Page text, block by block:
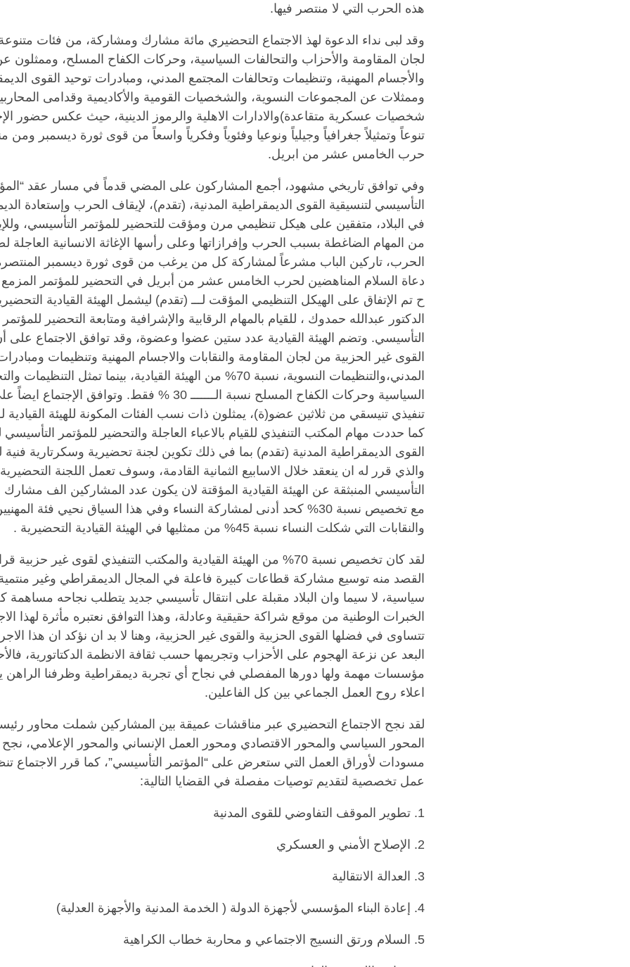
هذه الحرب التي لا منتصر فيها.
وقد لبى نداء الدعوة لهذ الاجتماع التحضيري مائة مشارك ومشاركة، من فئات
لجان المقاومة والأحزاب والتحالفات السياسية، وحركات الكفاح المسلح، وممثلون
والأجسام المهنية، وتنظيمات وتحالفات المجتمع المدني، ومبادرات توحيد القوى
وممثلات عن المجموعات النسوية، والشخصيات القومية والأكاديمية وقدامى
شخصيات عسكرية متقاعدة)والادارات الاهلية والرموز الدينية، حيث عكس حضور
تنوعاً وتمثيلاً جغرافياً وجيلياً ونوعيا وفئوياً وفكرياً واسعاً من قوى ثورة ديسمبر ومن
حرب الخامس عشر من ابريل.
وفي توافق تاريخي مشهود، أجمع المشاركون على المضي قدماً في مسار عقد
التأسيسي لتنسيقية القوى الديمقراطية المدنية، (تقدم)، لإيقاف الحرب وإستعادة
في البلاد، متفقين على هيكل تنظيمي مرن ومؤقت للتحضير للمؤتمر التأسيسي،
من المهام الضاغطة بسبب الحرب وإفرازاتها وعلى رأسها الإغاثة الانسانية العاجلة
الحرب، تاركين الباب مشرعاً لمشاركة كل من يرغب من قوى ثورة ديسمبر
دعاة السلام المناهضين لحرب الخامس عشر من أبريل في التحضير للمؤتمر المزمع
ح تم الإتفاق على الهيكل التنظيمي المؤقت لـــ (تقدم) ليشمل الهيئة القيادية
الدكتور عبدالله حمدوك ، للقيام بالمهام الرقابية والإشرافية ومتابعة التحضير للمؤتمر
التأسيسي. وتضم الهيئة القيادية عدد ستين عضوا وعضوة، وقد توافق الاجتماع على
القوى غير الحزبية من لجان المقاومة والنقابات والاجسام المهنية وتنظيمات
المدني،والتنظيمات النسوية، نسبة 70% من الهيئة القيادية، بينما تمثل
السياسية وحركات الكفاح المسلح نسبة الـــــــ 30 % فقط. وتوافق
تنفيذي تنيسقي من ثلاثين عضو(ة)، يمثلون ذات نسب الفئات المكونة للهيئة القيادية
كما حددت مهام المكتب التنفيذي للقيام بالاعباء العاجلة والتحضير للمؤتمر التأسيسي
القوى الديمقراطية المدنية (تقدم) بما في ذلك تكوين لجنة تحضيرية وسكرتارية فنية
والذي قرر له ان ينعقد خلال الاسابيع الثمانية القادمة، وسوف تعمل اللجنة التحضيرية
التأسيسي المنبثقة عن الهيئة القيادية المؤقتة لان يكون عدد المشاركين الف
مع تخصيص نسبة 30% كحد أدنى لمشاركة النساء وفي هذا السياق نحيي فئة
والنقابات التي شكلت النساء نسبة 45% من ممثليها في الهيئة القيادية التحضيرية .
لقد كان تخصيص نسبة 70% من الهيئة القيادية والمكتب التنفيذي لقوى غير حزبية
القصد منه توسيع مشاركة قطاعات كبيرة فاعلة في المجال الديمقراطي وغير
سياسية، لا سيما وان البلاد مقبلة على انتقال تأسيسي جديد يتطلب نجاحه مساهمة
الخبرات الوطنية من موقع شراكة حقيقية وعادلة، وهذا التوافق نعتبره مأثرة لهذا
تتساوى في فضلها القوى الحزبية والقوى غير الحزبية، وهنا لا بد ان نؤكد ان هذا
البعد عن نزعة الهجوم على الأحزاب وتجريمها حسب ثقافة الانظمة الدكتاتورية،
مؤسسات مهمة ولها دورها المفصلي في نجاح أي تجربة ديمقراطية وظرفنا
اعلاء روح العمل الجماعي بين كل الفاعلين.
لقد نجح الاجتماع التحضيري عبر مناقشات عميقة بين المشاركين شملت محاور
المحور السياسي والمحور الاقتصادي ومحور العمل الإنساني والمحور الإعلامي،
مسودات لأوراق العمل التي ستعرض على “المؤتمر التأسيسي”، كما قرر الاجتماع
عمل تخصصية لتقديم توصيات مفصلة في القضايا التالية:
1. تطوير الموقف التفاوضي للقوى المدنية
2. الإصلاح الأمني و العسكري
3. العدالة الانتقالية
4. إعادة البناء المؤسسي لأجهزة الدولة ( الخدمة المدنية والأجهزة العدلية)
5. السلام ورتق النسيج الاجتماعي و محاربة خطاب الكراهية